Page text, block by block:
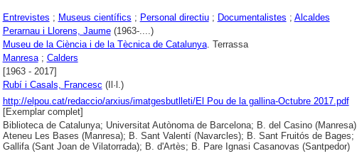
Entrevistes ; Museus científics ; Personal directiu; Documentalistes ; Alcaldes
Perarnau i Llorens, Jaume(1963-....)
Museu de la Ciència i de la Tècnica de Catalunya. Terrassa
Manresa; Calders
[1963 - 2017]
Rubí i Casals, Francesc (Il·l.)
http://elpou.cat/redaccio/arxius/imatgesbutlleti/El Pou de la gallina-Octubre 2017.pdf
[Exemplar complet]
Biblioteca de Catalunya; Universitat Autònoma de Barcelona; B. del Casino
Ateneu Les Bases (Manresa); B. Sant Valentí (Navarcles); B. Sant Fruitós de Bages;
Gallifa (Sant Joan de Vilatorrada); B. d'Artès; B. Pare Ignasi Casanovas (Santpedor)